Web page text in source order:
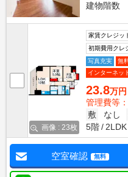
建物階数
画像 : 23枚
家賃クレジッ
初期費用クレ
写真充実
無
インターネッ
23.8万円
管理費等
敷
なし
5階
2LDK
空室確認 無料